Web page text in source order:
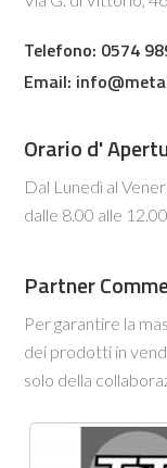
Telefono: 0574
Email:
Orario d'
Dal Lunedì al
dalle 8.00 alle
Partner
Per garantire la
dei prodotti in
solo della